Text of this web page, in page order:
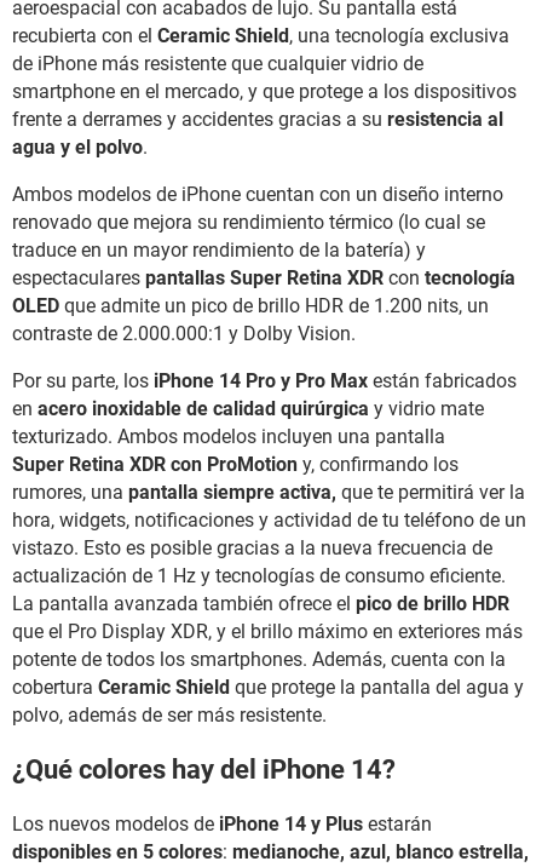
aeroespacial con acabados de lujo. Su pantalla está
recubierta con el Ceramic Shield, una tecnología exclusiva
de iPhone más resistente que cualquier vidrio de
smartphone en el mercado, y que protege a los dispositivos
frente a derrames y accidentes gracias a su resistencia al
agua y el polvo.
Ambos modelos de iPhone cuentan con un diseño interno
renovado que mejora su rendimiento térmico (lo cual se
traduce en un mayor rendimiento de la batería) y
espectaculares pantallas Super Retina XDR con tecnología
OLED que admite un pico de brillo HDR de 1.200 nits, un
contraste de 2.000.000:1 y Dolby Vision.
Por su parte, los iPhone 14 Pro y Pro Max están fabricados
en acero inoxidable de calidad quirúrgica y vidrio mate
texturizado. Ambos modelos incluyen una pantalla
Super Retina XDR con ProMotion y, confirmando los
rumores, una pantalla siempre activa, que te permitirá ver la
hora, widgets, notificaciones y actividad de tu teléfono de un
vistazo. Esto es posible gracias a la nueva frecuencia de
actualización de 1 Hz y tecnologías de consumo eficiente.
La pantalla avanzada también ofrece el pico de brillo HDR
que el Pro Display XDR, y el brillo máximo en exteriores más
potente de todos los smartphones. Además, cuenta con la
cobertura Ceramic Shield que protege la pantalla del agua y
polvo, además de ser más resistente.
¿Qué colores hay del iPhone 14?
Los nuevos modelos de iPhone 14 y Plus estarán
disponibles en 5 colores: medianoche, azul, blanco estrella,